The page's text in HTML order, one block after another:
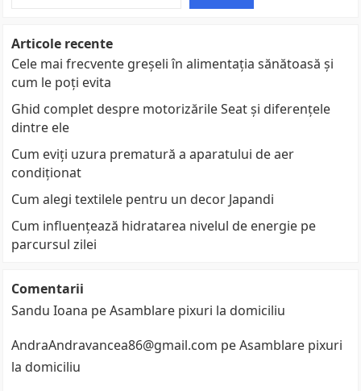
Articole recente
Cele mai frecvente greșeli în alimentația sănătoasă și
cum le poți evita
Ghid complet despre motorizările Seat și diferențele
dintre ele
Cum eviți uzura prematură a aparatului de aer
condiționat
Cum alegi textilele pentru un decor Japandi
Cum influențează hidratarea nivelul de energie pe
parcursul zilei
Comentarii
Sandu Ioana peAsamblare pixuri la domiciliu
AndraAndravancea86@gmail.com peAsamblare pixuri
la domiciliu